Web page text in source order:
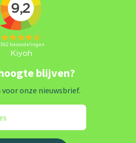
blijven?
onze nieuwsbrief.